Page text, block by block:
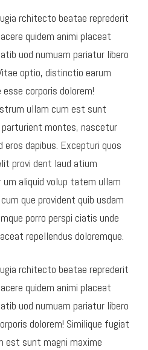
rchitecto beatae reprederit
quidem animi placeat
uod numuam pariatur libero
optio, distinctio earum
corporis dolorem!
ullam cum est sunt
montes, nascetur
dapibus. Excepturi quos
provi dent laud atium
aliquid volup tatem ullam
que provident quib usdam
porro perspi ciatis unde
repellendus doloremque.
rchitecto beatae reprederit
quidem animi placeat
uod numuam pariatur libero
dolorem! Similique fugiat
est sunt magni maxime